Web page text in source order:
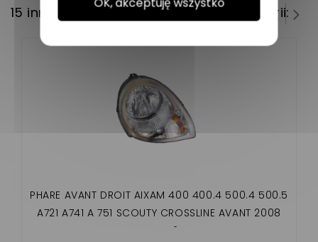
15 innych produktów w tej samej kategorii:
PHARE AVANT DROIT AIXAM 400 400.4 500.4 500.5
A721 A741 A 751 SCOUTY CROSSLINE AVANT 2008
MEGA 2